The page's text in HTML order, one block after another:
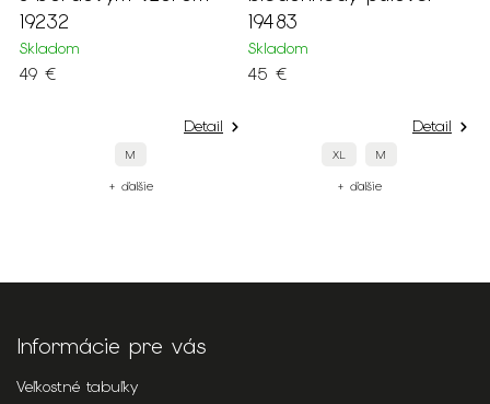
19232
Skladom
49 €
Detail
M
+ ďalšie
19483
Skladom
45 €
Detail
XL M
+ ďalšie
Informácie pre vás
Veľkostné tabuľky